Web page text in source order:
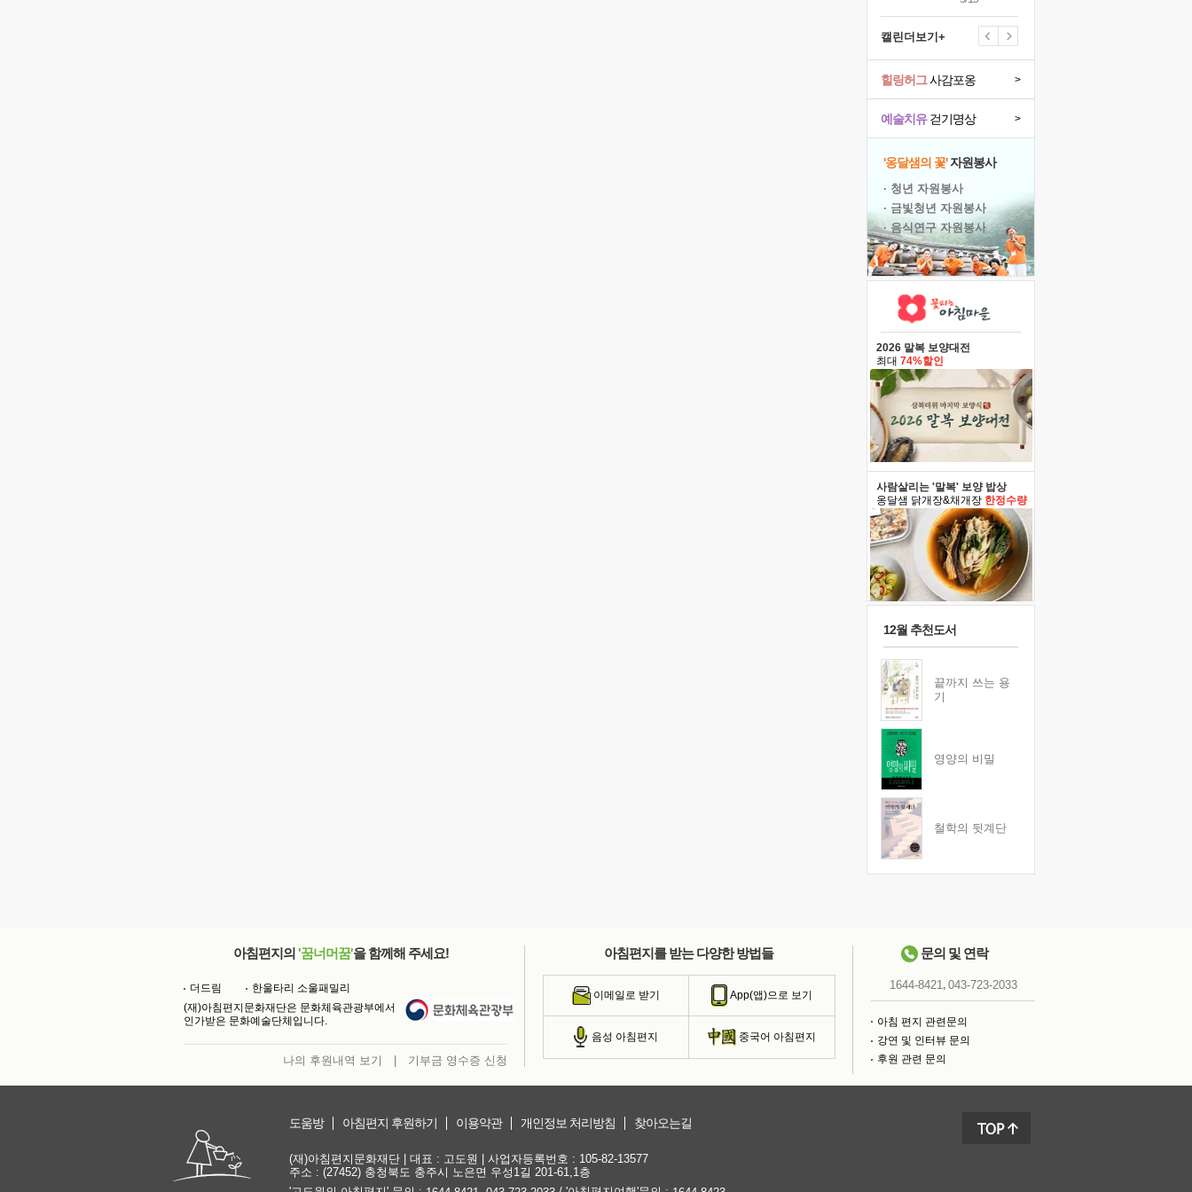
캘린더보기+
예술치유걷기명상 >
힐링허그사감포옹 >
'옹달샘의 꽃'자원봉사
· 청년 자원봉사
· 금빛청년 자원봉사
· 음식연구 자원봉사
2026 말복 보양대전
최대 74%할인
사람살리는 '말복' 보양 밥상
옹달샘 닭개장&채개장 한정수량
12월 추천도서
끝까지 쓰는 용
기
영양의 비밀
철학의 뒷계단
아침편지의 '꿈너머꿈'을 함께해 주세요!
더드림
한울타리 소울패밀리
(재)아침편지문화재단은 문화체육관광부에서
인가받은 문화예술단체입니다.
나의 후원내역 보기 기부금 영수증 신청
아침편지를 받는 다양한 방법들
이메일로 받기 App(앱)으로 보기
음성 아침편지 중국어 아침편지
문의 및 연락
1644-8421, 043-723-2033
아침 편지 관련문의
강연 및 인터뷰 문의
후원 관련 문의
도움방 아침편지 후원하기 이용약관 개인정보 처리방침 찾아오는길
(재)아침편지문화재단 | 대표 : 고도원 | 사업자등록번호 : 105-82-13577
주소 : (27452) 충청북도 충주시 노은면 우성1길 201-61,1층